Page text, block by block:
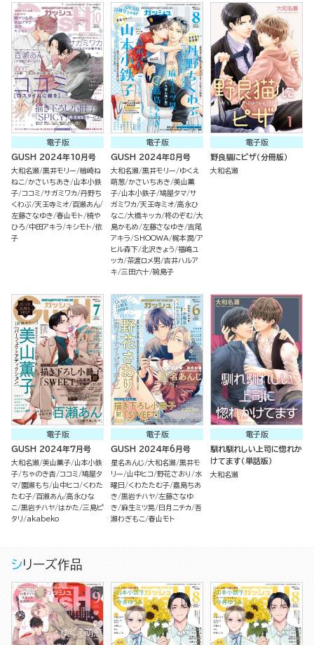
電子版
GUSH 2024年10月号
大和名瀬 黒井モリー 楢崎ね
ねこ
かさいちあき
山本小鉄
子 ココミ サガミワカ 丹野ち
くわぶ 天王寺ミオ 百瀬あん
左藤さなゆき 春山モト 橈や
ひろ
中田アキラ キシモト 依
子
電子版
GUSH 2024年8月号
大和名瀬 黒井モリー
ゆくえ
萌葱 かさいちあき 美山薫
子 山本小鉄子 鳩屋タマ サ
ガミワカ 天王寺ミオ 高永ひ
なこ 大橋キッカ 柊のぞむ 大
島かもめ 左藤さなゆき 吉尾
アキラ SHOOWA 梶本潤 ア
ヒル森下 北沢きょう 福嶋ユ
ッカ 茶渡ロメ男 吉井ハルア
キ 三田六十 碗島子
電子版
野良猫にピザ（分冊版）
大和名瀬
電子版
GUSH 2024年7月号
大和名瀬 美山薫子 山本小鉄
子 ちゃのき杏 ココミ 鳩屋タ
マ 園瀬もち 山中ヒコ
くわた
たむ子 百瀬あん 高永ひな
こ 黒岩チハヤ はかた 三島ピ
タリ
akabeko
電子版
GUSH 2024年6月号
星名あんじ 大和名瀬 黒井モ
リー
山中ヒコ 野花さおり
水
曜日
くわたたむ子 嘉島ちあ
き 黒岩チハヤ 左藤さなゆ
き 麻生ミツ晃 日月ニチカ 吾
瀬わぎもこ 春山モト
電子版
馴れ馴れしい上司に惚れか
けてます（単話版）
大和名瀬
シリーズ作品